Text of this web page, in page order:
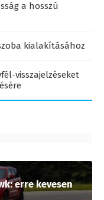
a hosszú
kialakításához
visszajelzéseket
erre kevesen